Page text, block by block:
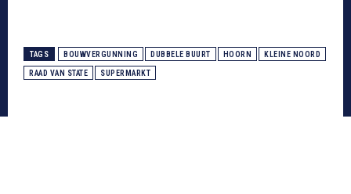
TAGS BOUWVERGUNNING DUBBELE BUURT HOORN KLEINE NOORD
RAAD VAN STATE SUPERMARKT